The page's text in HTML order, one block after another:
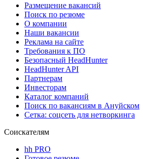
Размещение вакансий
Поиск по резюме
О компании
Наши вакансии
Реклама на сайте
Требования к ПО
Безопасный HeadHunter
HeadHunter API
Партнерам
Инвесторам
Каталог компаний
Поиск по вакансиям в Ануйском
Сетка: соцсеть для нетворкинга
Соискателям
hh PRO